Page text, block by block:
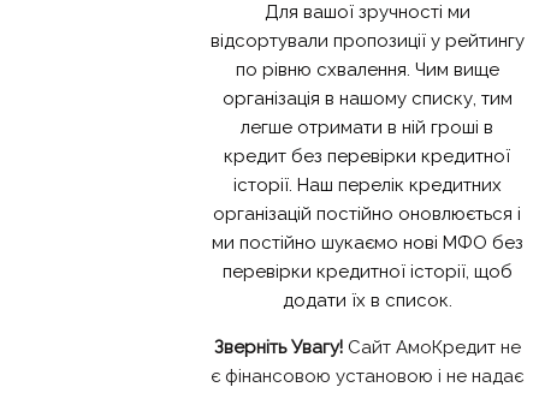
Для вашої зручності ми
відсортували пропозиції у рейтингу
по рівню схвалення. Чим вище
організація в нашому списку, тим
легше отримати в ній гроші в
кредит без перевірки кредитної
історії. Наш перелік кредитних
організацій постійно оновлюється і
ми постійно шукаємо нові МФО без
перевірки кредитної історії, щоб
додати їх в список.
Зверніть Увагу! Сайт АмоКредит не
є фінансовою установою і не надає